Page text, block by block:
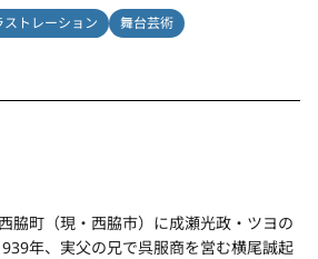
ストレーション 舞台芸術
脇町（現・西脇市）に成瀬光政・ツヨの
年、実父の兄で呉服商を営む横尾誠起